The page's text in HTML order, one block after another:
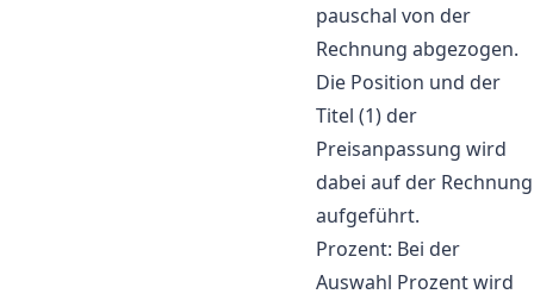
pauschal von der
Rechnung abgezogen.
Die Position und der
Titel (1) der
Preisanpassung wird
dabei auf der Rechnung
aufgeführt.
Prozent: Bei der
Auswahl Prozent wird